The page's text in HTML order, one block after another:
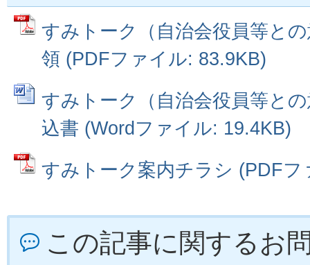
すみトーク（自治会役員等と
領 (PDFファイル: 83.9KB)
すみトーク（自治会役員等と
込書 (Wordファイル: 19.4KB)
すみトーク案内チラシ (PDFフ
この記事に関するお